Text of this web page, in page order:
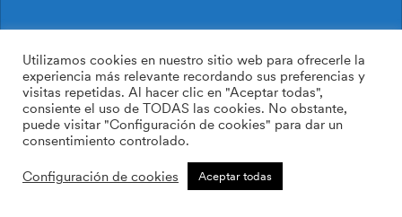
169.00 $ /roll Cant: Cantidad más
Cantidad menos
Utilizamos cookies en nuestro sitio web para ofrecerle la
experiencia más relevante recordando sus preferencias y
visitas repetidas. Al hacer clic en "Aceptar todas",
consiente el uso de TODAS las cookies. No obstante,
puede visitar "Configuración de cookies" para dar un
consentimiento controlado.
Configuración de cookies Aceptar todas